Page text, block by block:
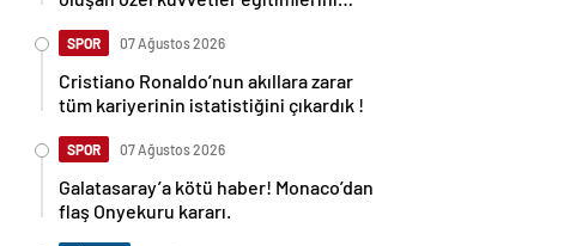
SPOR 07 Ağustos 2026
Cristiano Ronaldo’nun akıllara zarar
tüm kariyerinin istatistiğini çıkardık !
SPOR 07 Ağustos 2026
Galatasaray’a kötü haber! Monaco’dan
flaş Onyekuru kararı.